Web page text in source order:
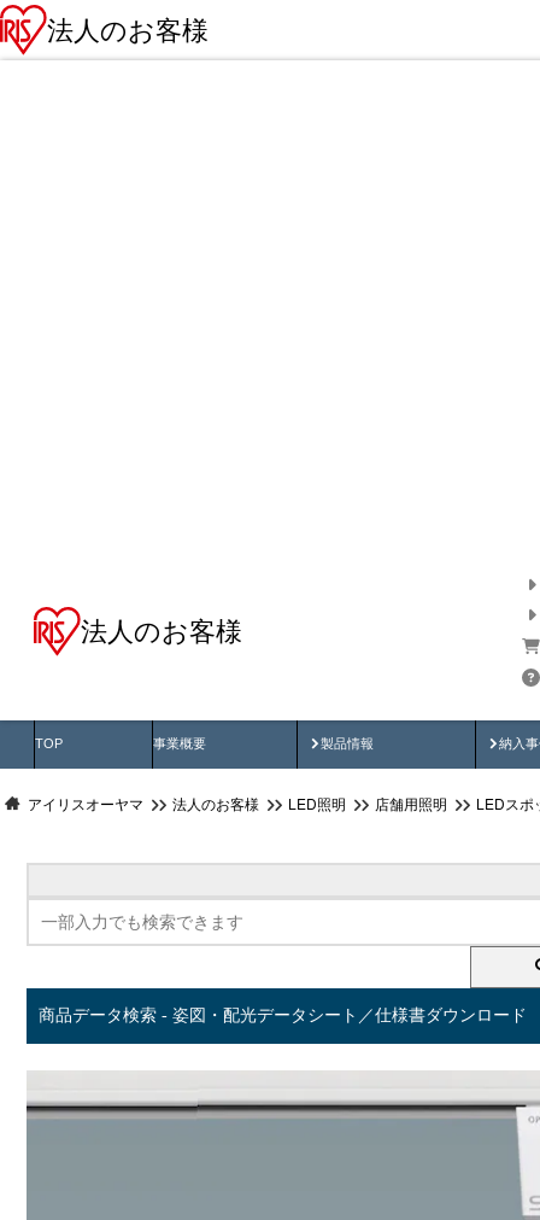
法人のお客様
法人のお客様
TOP 事業概要 製品情報
製品動画 納入
納
アイリスオーヤマ 法人のお客様 LED照明 店舗用照明 LEDスポ
商品データ検索 - 姿図・配光データシート／仕様書ダウンロード